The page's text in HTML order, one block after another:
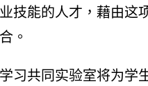
技能的人才，藉由这
。
习共同实验室将为学